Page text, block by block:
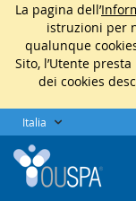
La pagina dell’
istruzioni per
qualunque
Sito, l’Utente
dei cookies
Italia